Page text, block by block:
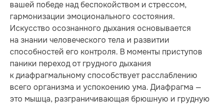
вашей победе над беспокойством и стрессом,
гармонизации эмоционального состояния.
Искусство осознанного дыхания основывается
на знании человеческого тела и развитии
способностей его контроля. В моменты приступов
паники переход от грудного дыхания
к диафрагмальному способствует расслаблению
всего организма и успокоению ума. Диафрагма —
это мышца, разграничивающая брюшную и грудную